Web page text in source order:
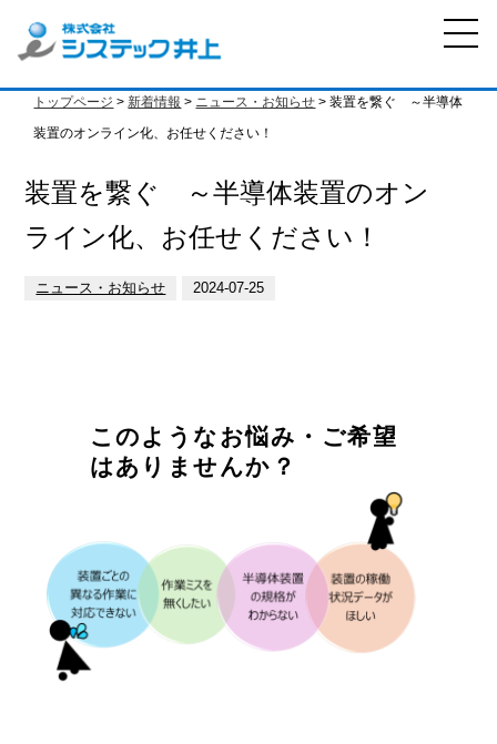
トップページ >新着情報 > ニュース・お知らせ > 装置を繋ぐ ～半導体
装置のオンライン化、お任せください！
装置を繋ぐ ～半導体装置のオン
ライン化、お任せください！
ニュース・お知らせ 2024-07-25
このようなお悩み・ご希望
はありませんか？